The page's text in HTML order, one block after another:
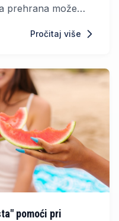
prehrana može
promjena
rada ove
Pročitaj više
pomoći pri